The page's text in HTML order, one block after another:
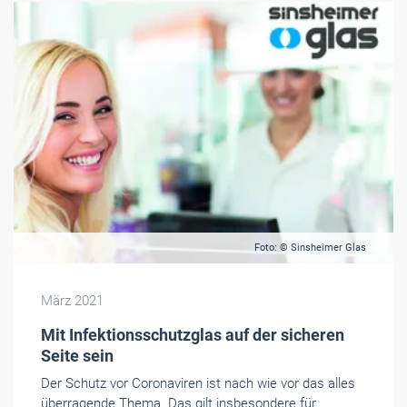
Foto: © Sinsheimer Glas
März 2021
Mit Infektionsschutzglas auf der sicheren
Seite sein
Der Schutz vor Coronaviren ist nach wie vor das alles
überragende Thema. Das gilt insbesondere für